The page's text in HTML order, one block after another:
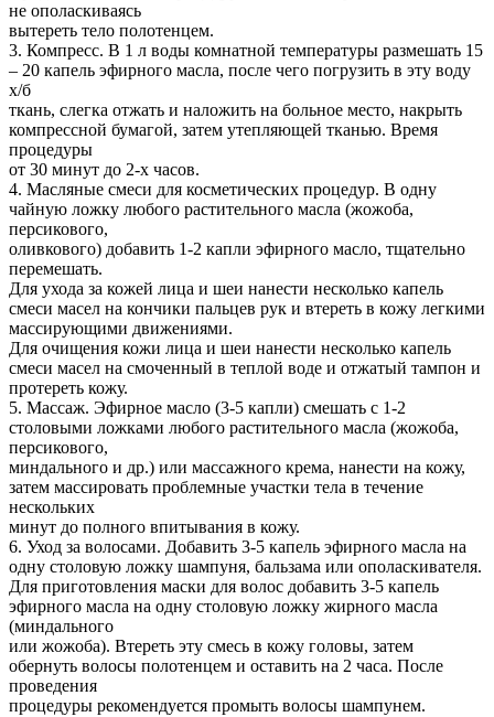
не ополаскиваясь
вытереть тело полотенцем.
3. Компресс. В 1 л воды комнатной температуры размешать 15
– 20 капель эфирного масла, после чего погрузить в эту воду
х/б
ткань, слегка отжать и наложить на больное место, накрыть
компрессной бумагой, затем утепляющей тканью. Время
процедуры
от 30 минут до 2-х часов.
4. Масляные смеси для косметических процедур. В одну
чайную ложку любого растительного масла (жожоба,
персикового,
оливкового) добавить 1-2 капли эфирного масло, тщательно
перемешать.
Для ухода за кожей лица и шеи нанести несколько капель
смеси масел на кончики пальцев рук и втереть в кожу легкими
массирующими движениями.
Для очищения кожи лица и шеи нанести несколько капель
смеси масел на смоченный в теплой воде и отжатый тампон и
протереть кожу.
5. Массаж. Эфирное масло (3-5 капли) смешать с 1-2
столовыми ложками любого растительного масла (жожоба,
персикового,
миндального и др.) или массажного крема, нанести на кожу,
затем массировать проблемные участки тела в течение
нескольких
минут до полного впитывания в кожу.
6. Уход за волосами. Добавить 3-5 капель эфирного масла на
одну столовую ложку шампуня, бальзама или ополаскивателя.
Для приготовления маски для волос добавить 3-5 капель
эфирного масла на одну столовую ложку жирного масла
(миндального
или жожоба). Втереть эту смесь в кожу головы, затем
обернуть волосы полотенцем и оставить на 2 часа. После
проведения
процедуры рекомендуется промыть волосы шампунем.